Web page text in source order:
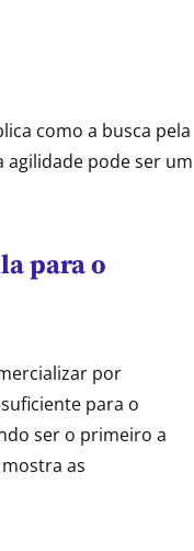
como a busca pela
agilidade pode ser um
para o
por
para o
ser o primeiro a
as